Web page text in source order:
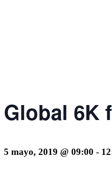
Global 6K
5 mayo, 2019 @ 09:00 -